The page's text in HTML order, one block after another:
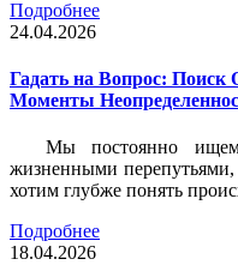
Подробнее
24.04.2026
Гадать на Вопрос: Поиск
Моменты
Мы постоянно ищем
жизненными
хотим глубже понять
Подробнее
18.04.2026